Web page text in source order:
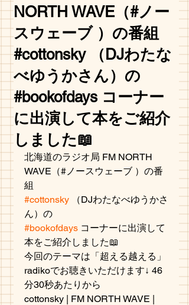
NORTH WAVE（#ノー
スウェーブ ）の番組
#cottonsky （DJわたな
べゆうかさん）の
#bookofdays コーナー
に出演して本をご紹介
しました📖
北海道のラジオ局 FM NORTH
WAVE（#ノースウェーブ ）の番
組
#cottonsky （DJわたなべゆうかさ
ん）の
#bookofdays コーナーに出演して
本をご紹介しました📖
今回のテーマは「超える越える」
radikoでお聴きいただけます↓ 46
分30秒あたりから
cottonsky | FM NORTH WAVE |